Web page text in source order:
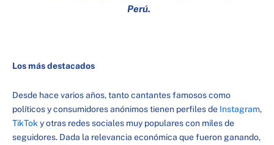
Perú.
Los más destacados
Desde hace varios años, tanto cantantes famosos como
políticos y consumidores anónimos tienen perfiles de Instagram,
TikTok y otras redes sociales muy populares con miles de
seguidores. Dada la relevancia económica que fueron ganando,